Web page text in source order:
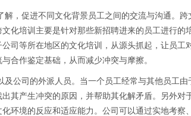
，促进不同文化背景员工之间的交流与沟通。跨
化培训主要是针对那些新招聘进来的员工进行的
司等所在地区的文化培训，从源头抓起，让员工
合作鉴定基础，从而减少冲突与摩擦。
公司的外派人员。当一个员工经常与其他员工由
其产生冲突的原因，并帮助其化解矛盾。另外对
环境的反应和适应能力。公司可以通过实地考察